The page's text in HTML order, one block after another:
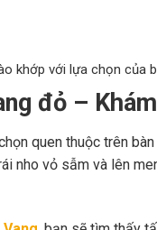
khớp với lựa chọn của
đỏ –
quen thuộc trên
nho vỏ sẫm và lên